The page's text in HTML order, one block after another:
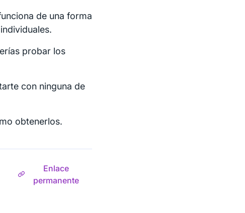
de una forma
probar los
con ninguna de
obtenerlos.
Enlace
permanente